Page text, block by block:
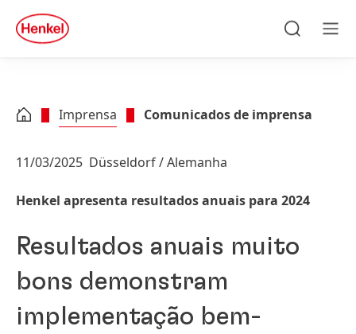
Skip to footer
quick
search
Imprensa Comunicados de imprensa
11/03/2025 Düsseldorf / Alemanha
Henkel apresenta resultados anuais para 2024
Resultados anuais muito
bons demonstram
implementação bem-